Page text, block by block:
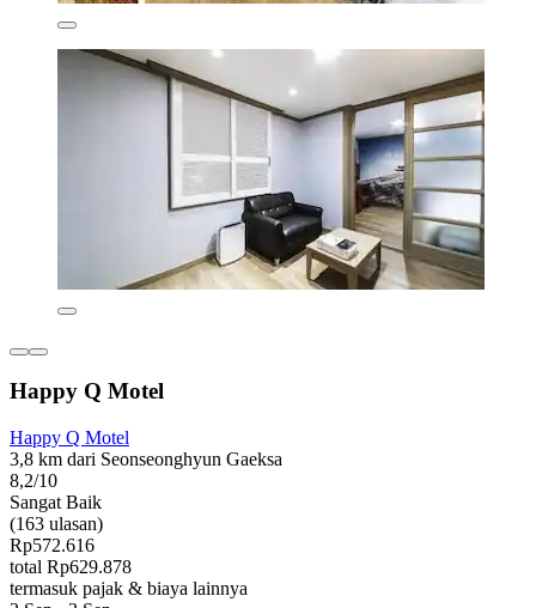
Happy Q Motel
Happy Q Motel
3,8 km dari Seonseonghyun Gaeksa
8,2/10
Sangat Baik
(163 ulasan)
Rp572.616
total Rp629.878
termasuk pajak & biaya lainnya